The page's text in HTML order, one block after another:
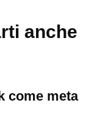
anche
come meta